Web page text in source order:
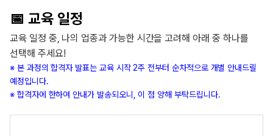
📅 교육 일정
교육 일정 중, 나의 업종과 가능한 시간을 고려해 아래 중 하나를
선택해 주세요!
※ 본 과정의 합격자 발표는 교육 시작 2주 전부터 순차적으로 개별 안내드릴
예정입니다.
※ 합격자에 한하여 안내가 발송되오니, 이 점 양해 부탁드립니다.